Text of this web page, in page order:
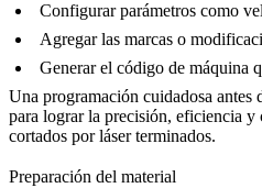
Configurar parámetros como
Agregar las marcas o
Generar el código de máquina
Una programación cuidadosa antes
para lograr la precisión, eficiencia y
cortados por láser terminados.
Preparación del material